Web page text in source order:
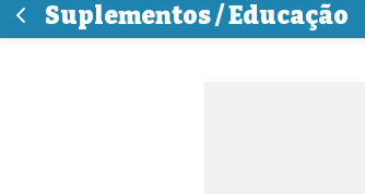
Suplementos / Educação